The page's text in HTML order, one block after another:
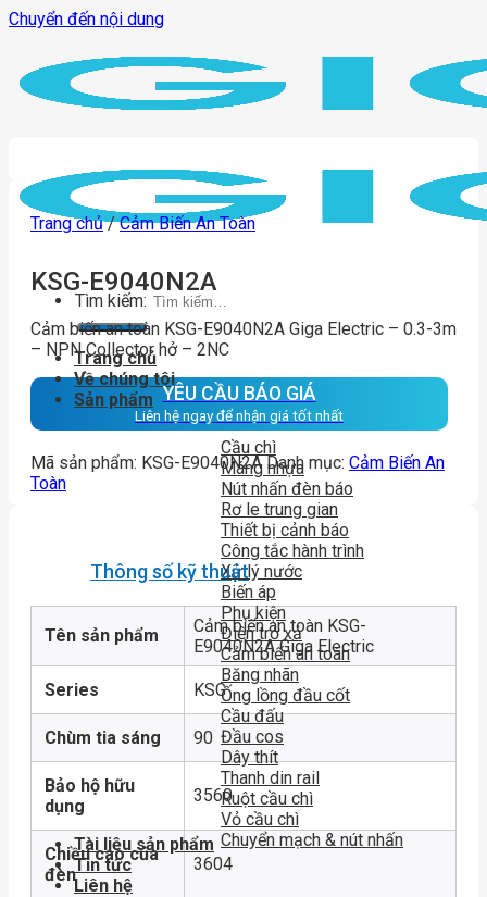
Chuyển đến nội dung
Tìm kiếm:
Trang chủ
Về chúng tôi
Sản phẩm
Cầu chì
Máng nhựa
Nút nhấn đèn báo
Rơ le trung gian
Thiết bị cảnh báo
Công tắc hành trình
Xử lý nước
Biến áp
Phụ kiện
Điện trở xả
Cảm biến an toàn
Băng nhãn
Ống lồng đầu cốt
Cầu đấu
Đầu cos
Dây thít
Thanh din rail
Ruột cầu chì
Vỏ cầu chì
Chuyển mạch & nút nhấn
Tài liệu sản phẩm
Tin tức
Liên hệ
Trang chủ / Cảm Biến An Toàn
KSG-E9040N2A
Cảm biến an toàn KSG-E9040N2A Giga Electric – 0.3-3m
– NPN Collector hở – 2NC
YÊU CẦU BÁO GIÁ
Liên hệ ngay để nhận giá tốt nhất
Mã sản phẩm: KSG-E9040N2A Danh mục: Cảm Biến An
Toàn
Thông số kỹ thuật
Tên sản phẩm
Cảm biến an toàn KSG-
E9040N2A Giga Electric
Series KSG
Chùm tia sáng 90
Bảo hộ hữu
dụng
3560
Chiều cao của
đèn
3604